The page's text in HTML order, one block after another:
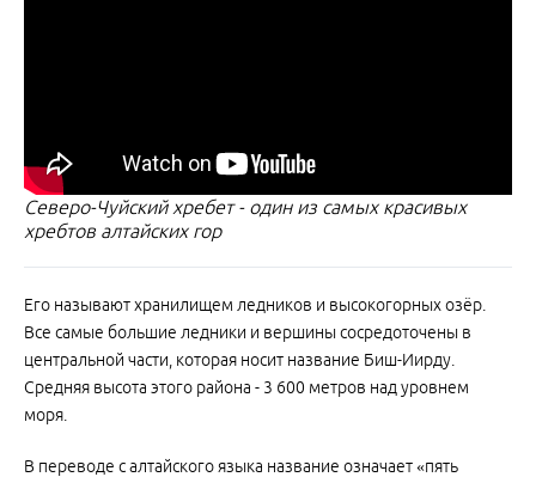
Северо-Чуйский хребет - один из самых красивых
хребтов алтайских гор
Его называют хранилищем ледников и высокогорных озёр.
Все самые большие ледники и вершины сосредоточены в
центральной части, которая носит название Биш-Иирду.
Средняя высота этого района - 3 600 метров над уровнем
моря.
В переводе с алтайского языка название означает «пять